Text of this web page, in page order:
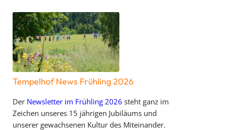
Tempelhof News Frühling 2026
Der Newsletter im Frühling 2026 steht ganz im
Zeichen unseres 15 jährigen Jubiläums und
unserer gewachsenen Kultur des Miteinander.